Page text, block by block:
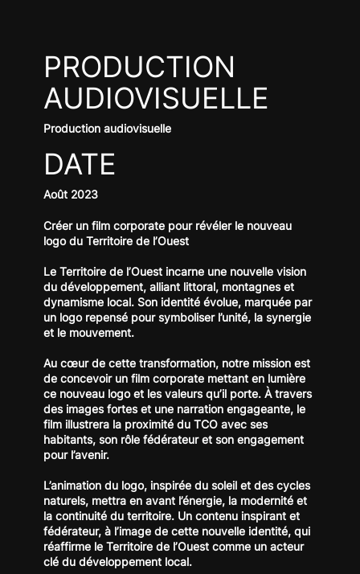
PRODUCTION
AUDIOVISUELLE
Production audiovisuelle
DATE
Août 2023
Créer un film corporate pour révéler le nouveau
logo du Territoire de l’Ouest
Le Territoire de l’Ouest incarne une nouvelle vision
du développement, alliant littoral, montagnes et
dynamisme local. Son identité évolue, marquée par
un logo repensé pour symboliser l’unité, la synergie
et le mouvement.
Au cœur de cette transformation, notre mission est
de concevoir un film corporate mettant en lumière
ce nouveau logo et les valeurs qu’il porte. À travers
des images fortes et une narration engageante, le
film illustrera la proximité du TCO avec ses
habitants, son rôle fédérateur et son engagement
pour l’avenir.
L’animation du logo, inspirée du soleil et des cycles
naturels, mettra en avant l’énergie, la modernité et
la continuité du territoire. Un contenu inspirant et
fédérateur, à l’image de cette nouvelle identité, qui
réaffirme le Territoire de l’Ouest comme un acteur
clé du développement local.